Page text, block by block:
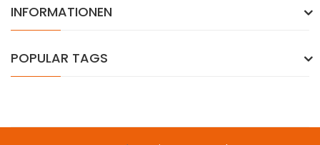
INFORMATIONEN
POPULAR TAGS